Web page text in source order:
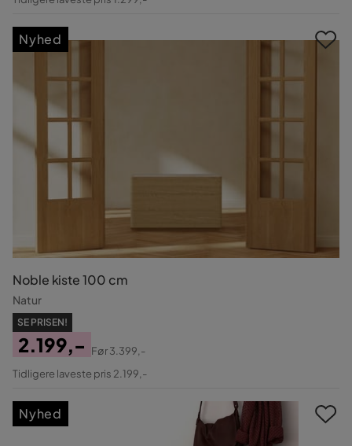
Noble kiste 100 cm
Natur
SE PRISEN!
Pris
2.199,-
Original
Før3.399,-
Tidligere laveste pris 2.199,-
Nyhed
Nyhed